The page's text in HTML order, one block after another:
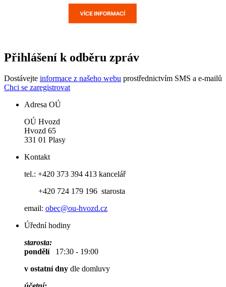
Přihlášení k odběru zpráv
Dostávejte informace z našeho webu prostřednictvím SMS a e-mailů
Chci se zaregistrovat
Adresa OÚ
OÚ Hvozd
Hvozd 65
331 01 Plasy
Kontakt
tel.: +420 373 394 413 kancelář
+420 724 179 196 starosta
email: obec@ou-hvozd.cz
Úřední hodiny
starosta:
pondělí 17:30 - 19:00
v ostatní dny dle domluvy